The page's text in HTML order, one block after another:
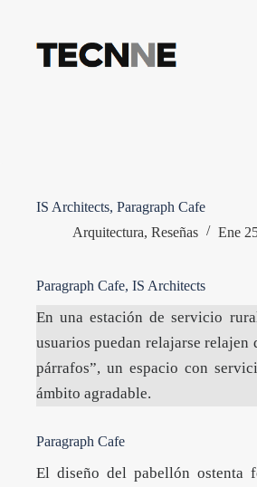
contenido
IS Architects, Paragraph Cafe
Arquitectura, Reseñas Ene
Paragraph Cafe, IS Architects
En una estación de servicio
usuarios puedan relajarse
párrafos”, un espacio con
ámbito agradable.
Paragraph Cafe
El diseño del pabellón ostenta